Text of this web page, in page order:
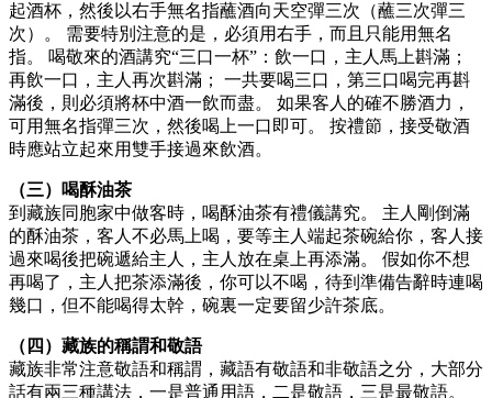
起酒杯，然後以右手無名指蘸酒向天空彈三次（蘸三次彈三
次）。 需要特別注意的是，必須用右手，而且只能用無名
指。 喝敬來的酒講究“三口一杯”：飲一口，主人馬上斟滿；
再飲一口，主人再次斟滿； 一共要喝三口，第三口喝完再斟
滿後，則必須將杯中酒一飲而盡。 如果客人的確不勝酒力，
可用無名指彈三次，然後喝上一口即可。 按禮節，接受敬酒
時應站立起來用雙手接過來飲酒。
（三）喝酥油茶
到藏族同胞家中做客時，喝酥油茶有禮儀講究。 主人剛倒滿
的酥油茶，客人不必馬上喝，要等主人端起茶碗給你，客人接
過來喝後把碗遞給主人，主人放在桌上再添滿。 假如你不想
再喝了，主人把茶添滿後，你可以不喝，待到準備告辭時連喝
幾口，但不能喝得太幹，碗裏一定要留少許茶底。
（四）藏族的稱謂和敬語
藏族非常注意敬語和稱謂，藏語有敬語和非敬語之分，大部分
話有兩三種講法，一是普通用語，二是敬語，三是最敬語。